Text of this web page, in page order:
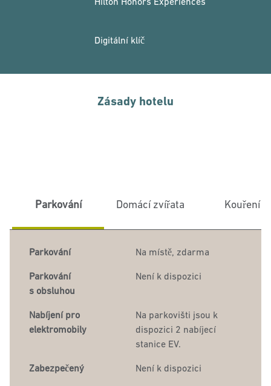
Digitální klíč
Zásady hotelu
Parkování Domácí zvířata Kouření
Parkování Na místě, zdarma
Parkování
s obsluhou
Není k dispozici
Nabíjení pro
elektromobily
Na parkovišti jsou k
dispozici 2 nabíjecí
stanice EV.
Zabezpečený Není k dispozici